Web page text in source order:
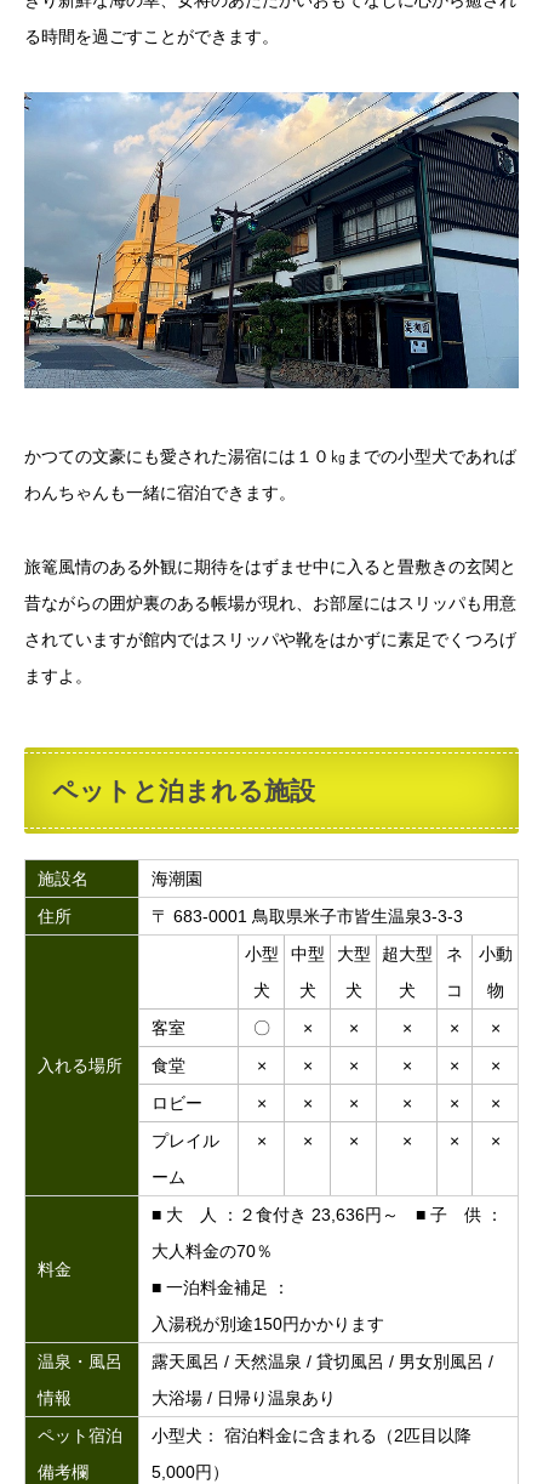
る時間を過ごすことができます。
かつての文豪にも愛された湯宿には１０㎏までの小型犬であれば
わんちゃんも一緒に宿泊できます。
旅篭風情のある外観に期待をはずませ中に入ると畳敷きの玄関と
昔ながらの囲炉裏のある帳場が現れ、お部屋にはスリッパも用意
されていますが館内ではスリッパや靴をはかずに素足でくつろげ
ますよ。
ペットと泊まれる施設
施設名
海潮園
住所
〒 683-0001 鳥取県米子市皆生温泉3-3-3
入れる場所
小型
犬
中型
犬
大型
犬
超大型
犬
ネ
コ
小動
物
客室
〇 × × × ×
×
食堂
× × × × ×
×
ロビー
× × × × ×
×
プレイル
ーム
× × × × × ×
料金
■ 大 人 ：２食付き 23,636円～ ■ 子 供 ：
大人料金の70％
■ 一泊料金補足 ：
入湯税が別途150円かかります
温泉・風呂
情報
露天風呂 / 天然温泉 / 貸切風呂 / 男女別風呂 /
大浴場 / 日帰り温泉あり
ペット宿泊
備考欄
小型犬： 宿泊料金に含まれる（2匹目以降
5,000円）